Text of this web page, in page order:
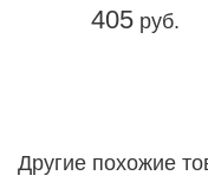
405 руб.
Другие похожие